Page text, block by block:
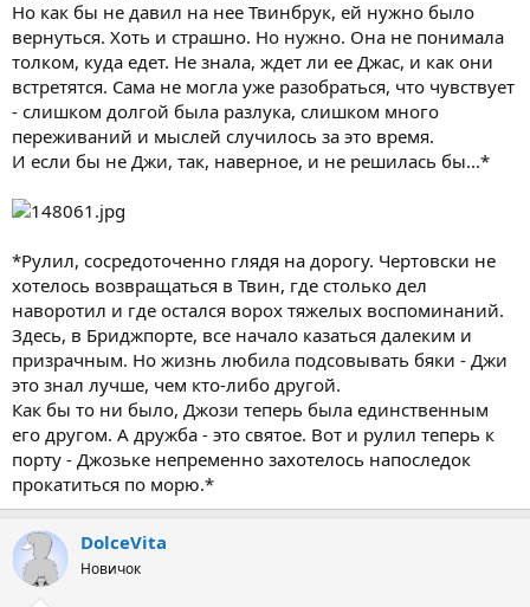
Но как бы не давил на нее Твинбрук, ей нужно было
вернуться. Хоть и страшно. Но нужно. Она не понимала
толком, куда едет. Не знала, ждет ли ее Джас, и как они
встретятся. Сама не могла уже разобраться, что чувствует
- слишком долгой была разлука, слишком много
переживаний и мыслей случилось за это время.
И если бы не Джи, так, наверное, и не решилась бы...*
*Рулил, сосредоточенно глядя на дорогу. Чертовски не
хотелось возвращаться в Твин, где столько дел
наворотил и где остался ворох тяжелых воспоминаний.
Здесь, в Бриджпорте, все начало казаться далеким и
призрачным. Но жизнь любила подсовывать бяки - Джи
это знал лучше, чем кто-либо другой.
Как бы то ни было, Джози теперь была единственным
его другом. А дружба - это святое. Вот и рулил теперь к
порту - Джозьке непременно захотелось напоследок
прокатиться по морю.*
DolceVita
Новичок